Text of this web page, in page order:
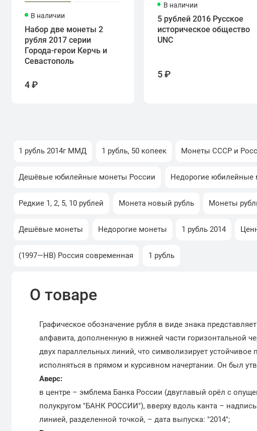
В наличии
Набор две монеты 2
рубля 2017 серии
Города-герои Керчь и
Севастополь
4 ₽
В наличии
5 рублей 2016 Русское
историческое общество
UNC
5 ₽
1 рубль 2014г ММД 1 рубль, 50 копеек Монеты СССР и
Дешёвые юбилейные монеты России Недорогие юбилейные
Редкие 1, 2, 5, 10 рублей Монета новый рубль Монеты
Дешёвые монеты Недорогие монеты 1 рубль 2014
(1997—НВ) Россия современная 1 рубль
О товаре
Графическое обозначение рубля в виде знака
алфавита, дополненную в нижней части горизонтальной
двух параллельных линий, что символизирует
исполняться в прямом и курсивном начертании. Он был
Аверс:
в центре – эмблема Банка России (двуглавый орёл с
полукругом "БАНК РОССИИ"), вверху вдоль канта –
линией, разделенной точкой, – дата выпуска: "2014";